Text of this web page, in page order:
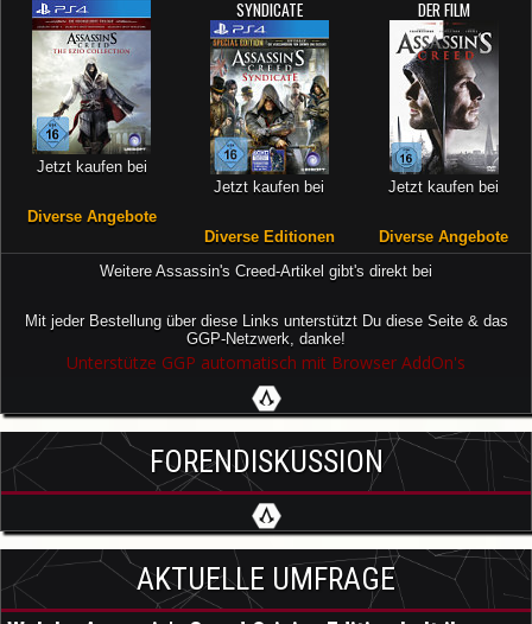
Jetzt kaufen bei
Diverse Angebote
SYNDICATE
Jetzt kaufen bei
Diverse Editionen
DER FILM
Jetzt kaufen bei
Diverse Angebote
Weitere Assassin's Creed-Artikel gibt's direkt bei
Mit jeder Bestellung über diese Links unterstützt Du diese Seite & das
GGP-Netzwerk, danke!
Unterstütze GGP automatisch mit Browser AddOn's
FORENDISKUSSION
AKTUELLE UMFRAGE